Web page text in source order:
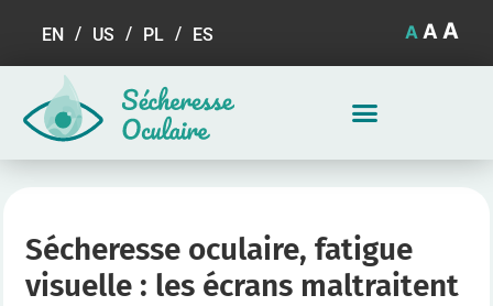
EN US PL ES A A A
Sécheresse oculaire, fatigue
visuelle : les écrans maltraitent